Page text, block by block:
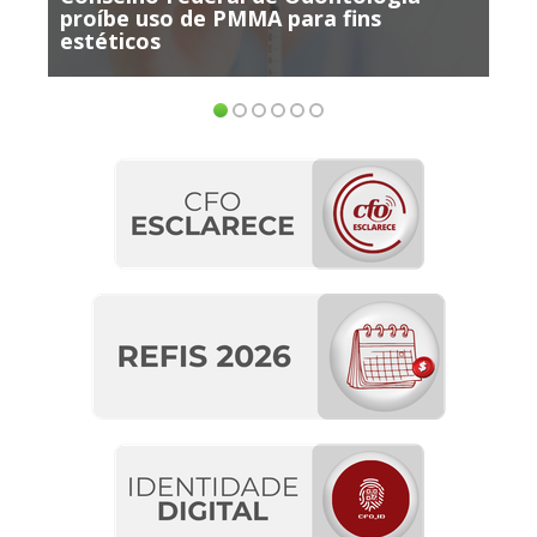
uso de PMMA para fins